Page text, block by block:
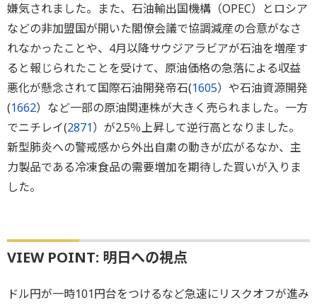
嫌気されました。また、石油輸出国機構（OPEC）とロシア
などの非加盟国が開いた閣僚会議で協調減産の合意がなさ
れなかったことや、4月以降サウジアラビアが石油を増産す
ると報じられたことを受けて、原油価格の急落による収益
悪化が懸念されて国際石油開発帝石(1605）や石油資源開発
(1662）など一部の原油関連株が大きく売られました。一方
でニチレイ(2871）が2.5％上昇して逆行高となりました。
新型肺炎への警戒感から外出自粛の動きが広がるなか、主
力製品である冷凍食品の需要増加を期待した買いが入りま
した。
VIEW POINT: 明日への視点
ドル円が一時101円台をつけるなど急速にリスクオフが進み